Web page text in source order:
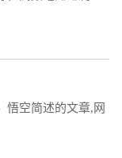
悟空简述的文章,网